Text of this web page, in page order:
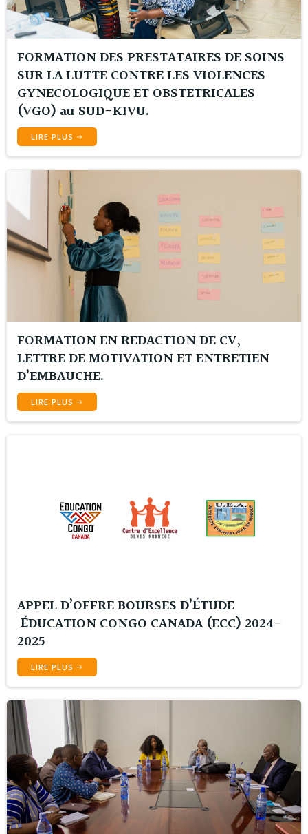
FORMATION DES PRESTATAIRES DE SOINS
SUR LA LUTTE CONTRE LES VIOLENCES
GYNECOLOGIQUE ET OBSTETRICALES
(VGO) au SUD-KIVU.
LIRE PLUS
FORMATION EN REDACTION DE CV,
LETTRE DE MOTIVATION ET ENTRETIEN
D’EMBAUCHE.
LIRE PLUS
APPEL D’OFFRE BOURSES D’ÉTUDE
ÉDUCATION CONGO CANADA (ECC) 2024-
2025
LIRE PLUS